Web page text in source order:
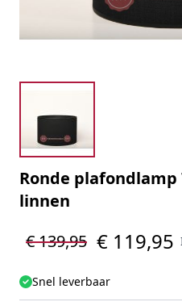
Ronde
linnen
€ 139,95 € 119,95
Snel leverbaar